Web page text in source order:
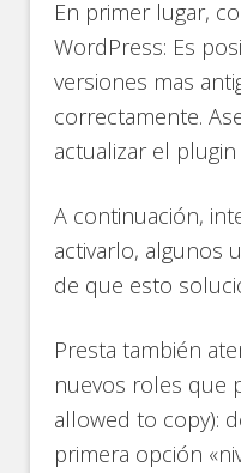
En primer lugar,
WordPress: Es
versiones mas
correctamente.
actualizar el
A continuación,
activarlo, algunos
de que esto
Presta también
nuevos roles que
allowed to copy):
primera opción